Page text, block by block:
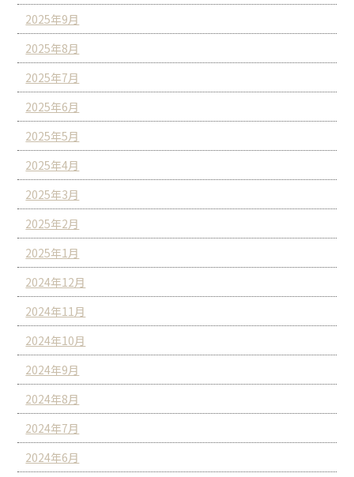
2025年9月
2025年8月
2025年7月
2025年6月
2025年5月
2025年4月
2025年3月
2025年2月
2025年1月
2024年12月
2024年11月
2024年10月
2024年9月
2024年8月
2024年7月
2024年6月